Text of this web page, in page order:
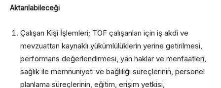
Aktarılabileceği
Çalışan Kişi İşlemleri; TOF çalışanları için iş akdi ve
mevzuattan kaynaklı yükümlülüklerin yerine getirilmesi,
performans değerlendirmesi, yan haklar ve menfaatleri,
sağlık ile memnuniyeti ve bağlılığı süreçlerinin, personel
planlama süreçlerinin, eğitim, erişim yetkisi,